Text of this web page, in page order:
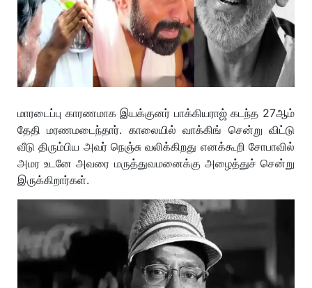
மாரடைப்பு காரணமாக இயக்குனர் பாக்கியராஜ் கடந்த 27ஆம்
தேதி மரணமடைந்தார். காலையில் வாக்கிங் சென்று விட்டு
வீடு திரும்பிய அவர் நெஞ்சு வலிக்கிறது எனக்கூறி சோபாவில்
அமர உடனே அவரை மருத்துவமனைக்கு அழைத்துச் சென்று
இருக்கிறார்கள்.